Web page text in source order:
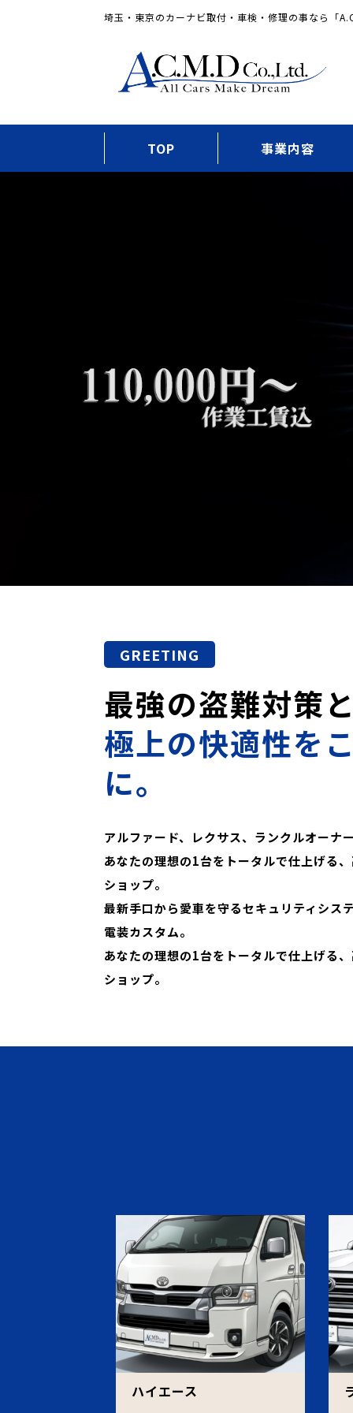
埼玉・東京のカーナビ取付・車検・修理の事なら「
TOP 事業内容
GREETING
最強の盗難対策
極上の快適性を
に。
アルファード、レクサス、ランクルオーナ
あなたの理想の1台をトータルで仕上げる
ショップ。
最新手口から愛車を守るセキュリティシス
電装カスタム。
あなたの理想の1台をトータルで仕上げる
ショップ。
ハイエース